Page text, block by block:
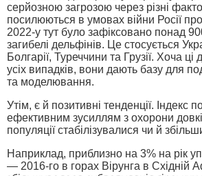
серйозною загрозою через різні
посилюються в умовах війни Росії
2022-у тут було зафіксовано понад
загибелі дельфінів. Це стосується
Болгарії, Туреччини та Грузії. Хоча
усіх випадків, вони дають базу для
та моделювання.
Утім, є й позитивні тенденції. Індекс
ефективним зусиллям з охорони
популяції стабілізувалися чи й
Наприклад, приблизно на 3% на рік
— 2016-го в горах Вірунга в Східній